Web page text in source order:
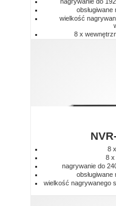
wielkość
8 x
8
8 x
nagrywanie do
wielkość nagrywanego